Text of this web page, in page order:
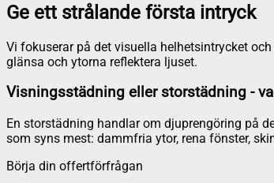
Ge ett strålande första intryck
Vi fokuserar på det visuella helhetsintrycket
glänsa och ytorna reflektera ljuset.
Visningsstädning eller storstädning -
En storstädning handlar om djuprengöring på
som syns mest: dammfria ytor, rena fönster,
Börja din offertförfrågan